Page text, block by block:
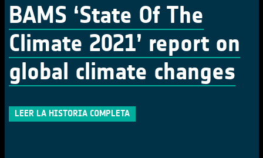
BAMS ‘State Of The
Climate 2021’ report on
global climate changes
LEER LA HISTORIA COMPLETA